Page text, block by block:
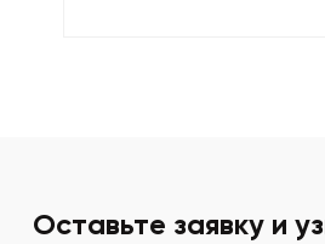
Оставьте заявку и